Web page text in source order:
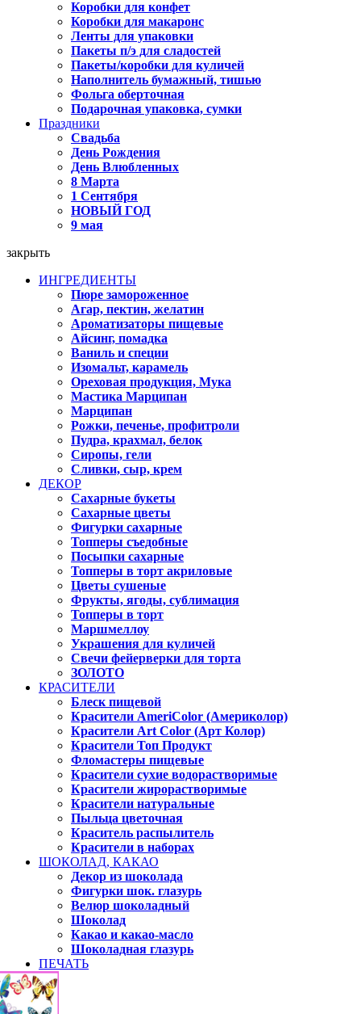
Коробки для конфет
Коробки для макаронс
Ленты для упаковки
Пакеты п/э для сладостей
Пакеты/коробки для куличей
Наполнитель бумажный, тишью
Фольга оберточная
Подарочная упаковка, сумки
Праздники
Свадьба
День Рождения
День Влюбленных
8 Марта
1 Сентября
НОВЫЙ ГОД
9 мая
закрыть
ИНГРЕДИЕНТЫ
Пюре замороженное
Агар, пектин, желатин
Ароматизаторы пищевые
Айсинг, помадка
Ваниль и специи
Изомальт, карамель
Ореховая продукция, Мука
Мастика Марципан
Марципан
Рожки, печенье, профитроли
Пудра, крахмал, белок
Сиропы, гели
Сливки, сыр, крем
ДЕКОР
Сахарные букеты
Сахарные цветы
Фигурки сахарные
Топперы съедобные
Посыпки сахарные
Топперы в торт акриловые
Цветы сушеные
Фрукты, ягоды, сублимация
Топперы в торт
Маршмеллоу
Украшения для куличей
Свечи фейерверки для торта
ЗОЛОТО
КРАСИТЕЛИ
Блеск пищевой
Красители AmeriColor (Америколор)
Красители Art Color (Арт Колор)
Красители Топ Продукт
Фломастеры пищевые
Красители сухие водорастворимые
Красители жирорастворимые
Красители натуральные
Пыльца цветочная
Краситель распылитель
Красители в наборах
ШОКОЛАД, КАКАО
Декор из шоколада
Фигурки шок. глазурь
Велюр шоколадный
Шоколад
Какао и какао-масло
Шоколадная глазурь
ПЕЧАТЬ